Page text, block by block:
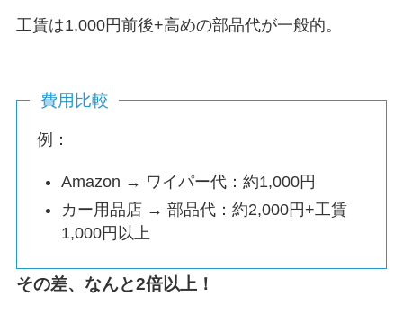
工賃は1,000円前後+高めの部品代が一般的。
費用比較
例：
Amazon → ワイパー代：約1,000円
カー用品店 → 部品代：約2,000円+工賃
1,000円以上
その差、なんと2倍以上！